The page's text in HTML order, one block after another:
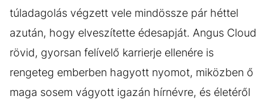
túladagolás végzett vele mindössze pár héttel
azután, hogy elveszítette édesapját. Angus Cloud
rövid, gyorsan felívelő karrierje ellenére is
rengeteg emberben hagyott nyomot, miközben ő
maga sosem vágyott igazán hírnévre, és életéről